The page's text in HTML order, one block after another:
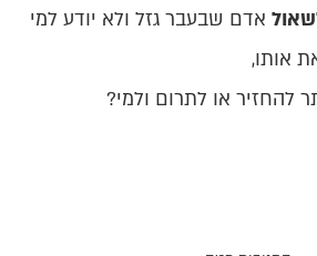
אדם שבעבר גזל ולא יודע למי
אותו,
להחזיר או לתרום ולמי?